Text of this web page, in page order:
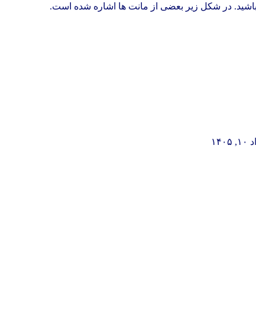
باشید. در شکل زیر بعضی از مانت ها اشاره شده است.